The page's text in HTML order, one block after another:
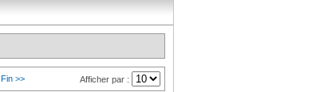
Fin >> Afficher par :